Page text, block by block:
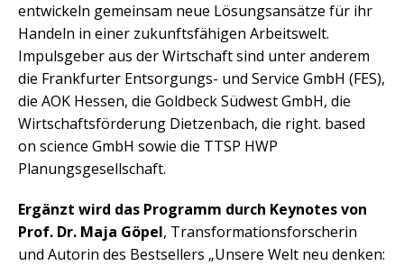
entwickeln gemeinsam neue Lösungsansätze für ihr
Handeln in einer zukunftsfähigen Arbeitswelt.
Impulsgeber aus der Wirtschaft sind unter anderem
die Frankfurter Entsorgungs- und Service GmbH (FES),
die AOK Hessen, die Goldbeck Südwest GmbH, die
Wirtschaftsförderung Dietzenbach, die right. based
on science GmbH sowie die TTSP HWP
Planungsgesellschaft.
Ergänzt wird das Programm durch Keynotes von
Prof. Dr. Maja Göpel, Transformationsforscherin
und Autorin des Bestsellers „Unsere Welt neu denken: